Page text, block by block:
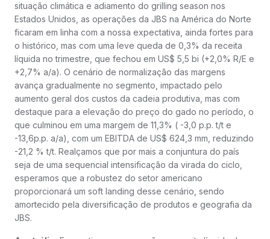
situação climática e adiamento do grilling season nos
Estados Unidos, as operações da JBS na América do Norte
ficaram em linha com a nossa expectativa, ainda fortes para
o histórico, mas com uma leve queda de 0,3% da receita
líquida no trimestre, que fechou em US$ 5,5 bi (+2,0% R/E e
+2,7% a/a). O cenário de normalização das margens
avança gradualmente no segmento, impactado pelo
aumento geral dos custos da cadeia produtiva, mas com
destaque para a elevação do preço do gado no período, o
que culminou em uma margem de 11,3% ( -3,0 p.p. t/t e
-13,6p.p. a/a), com um EBITDA de US$ 624,3 mm, reduzindo
-21,2 % t/t. Realçamos que por mais a conjuntura do país
seja de uma sequencial intensificação da virada do ciclo,
esperamos que a robustez do setor americano
proporcionará um soft landing desse cenário, sendo
amortecido pela diversificação de produtos e geografia da
JBS.